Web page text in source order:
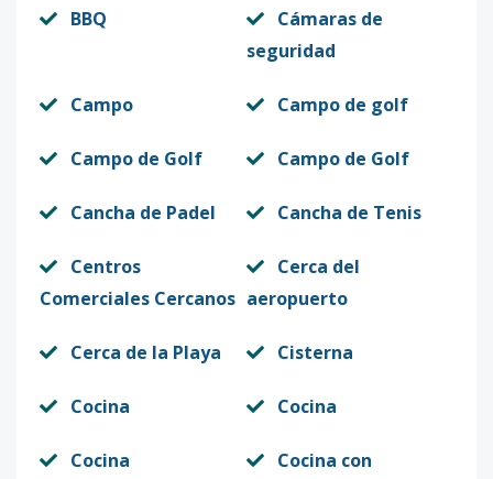
BBQ
Cámaras de
seguridad
Campo Campo de golf
Campo de Golf Campo de Golf
Cancha de Padel Cancha de Tenis
Centros
Comerciales Cercanos
Cerca del
aeropuerto
Cerca de la Playa Cisterna
Cocina Cocina
Cocina
Cocina con